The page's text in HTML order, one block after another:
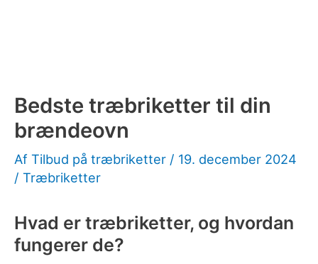
Bedste træbriketter til din
brændeovn
Af Tilbud på træbriketter / 19. december 2024
/ Træbriketter
Hvad er træbriketter, og hvordan
fungerer de?